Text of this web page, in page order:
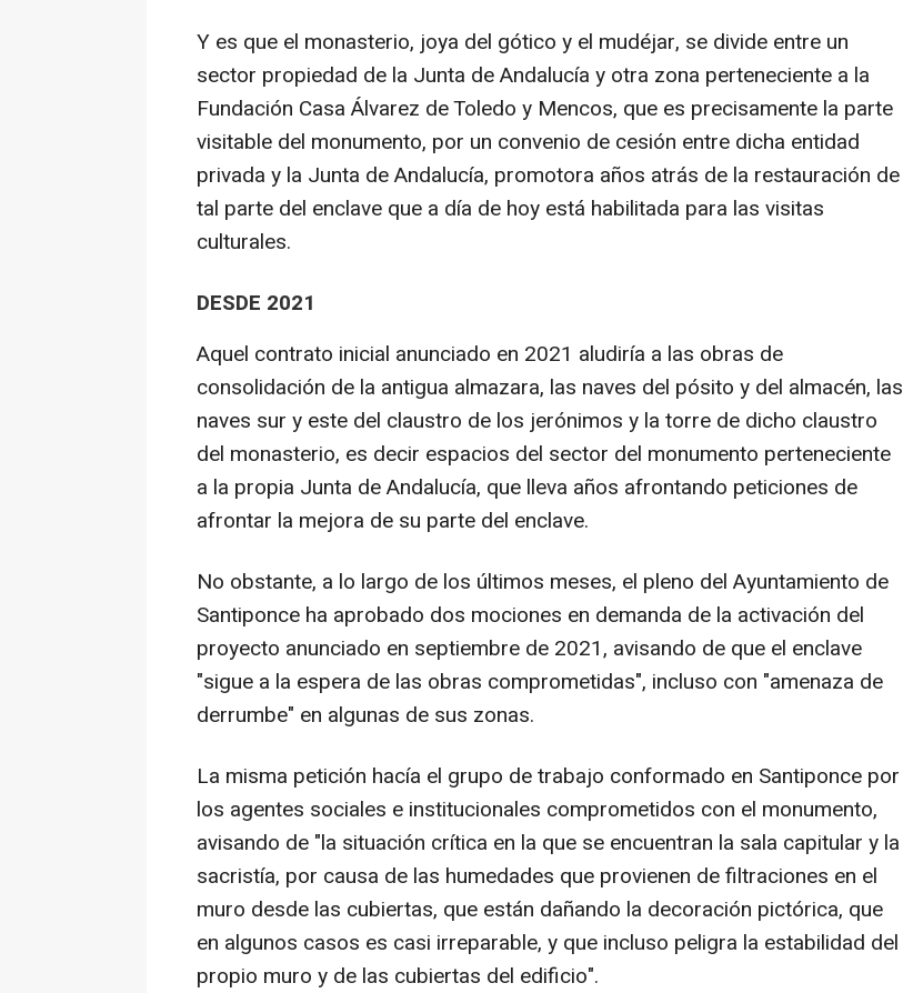
Y es que el monasterio, joya del gótico y el mudéjar, se divide entre un
sector propiedad de la Junta de Andalucía y otra zona perteneciente a la
Fundación Casa Álvarez de Toledo y Mencos, que es precisamente la parte
visitable del monumento, por un convenio de cesión entre dicha entidad
privada y la Junta de Andalucía, promotora años atrás de la restauración de
tal parte del enclave que a día de hoy está habilitada para las visitas
culturales.
DESDE 2021
Aquel contrato inicial anunciado en 2021 aludiría a las obras de
consolidación de la antigua almazara, las naves del pósito y del almacén, las
naves sur y este del claustro de los jerónimos y la torre de dicho claustro
del monasterio, es decir espacios del sector del monumento perteneciente
a la propia Junta de Andalucía, que lleva años afrontando peticiones de
afrontar la mejora de su parte del enclave.
No obstante, a lo largo de los últimos meses, el pleno del Ayuntamiento de
Santiponce ha aprobado dos mociones en demanda de la activación del
proyecto anunciado en septiembre de 2021, avisando de que el enclave
"sigue a la espera de las obras comprometidas", incluso con "amenaza de
derrumbe" en algunas de sus zonas.
La misma petición hacía el grupo de trabajo conformado en Santiponce por
los agentes sociales e institucionales comprometidos con el monumento,
avisando de "la situación crítica en la que se encuentran la sala capitular y la
sacristía, por causa de las humedades que provienen de filtraciones en el
muro desde las cubiertas, que están dañando la decoración pictórica, que
en algunos casos es casi irreparable, y que incluso peligra la estabilidad del
propio muro y de las cubiertas del edificio".